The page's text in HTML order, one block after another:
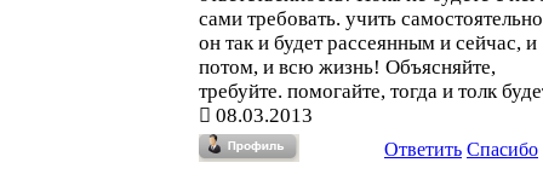
сами требовать. учить
он так и будет рассеянным и сейчас, и
потом, и всю жизнь! Объясняйте,
требуйте. помогайте, тогда и толк
08.03.2013
Ответить Спасибо